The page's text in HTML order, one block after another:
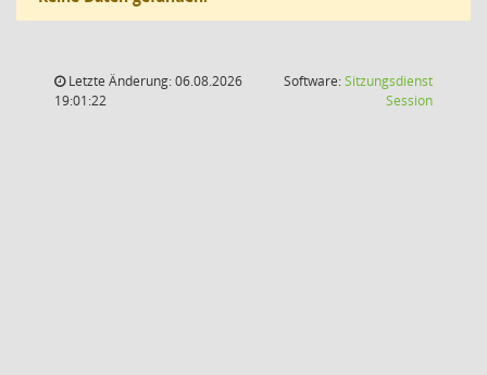
Letzte Änderung: 06.08.2026
19:01:22
Software:Sitzungsdienst
Session(Wird in